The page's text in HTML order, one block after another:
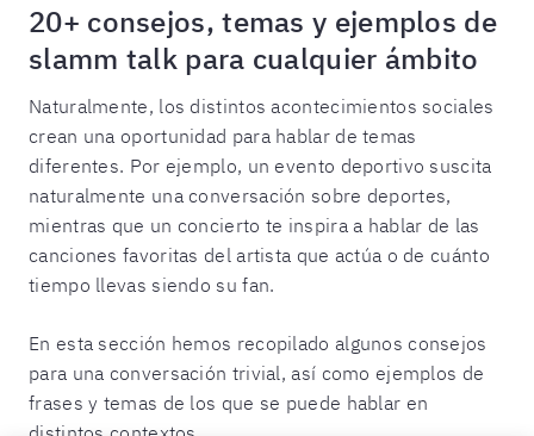
20+ consejos, temas y ejemplos de
slamm talk para cualquier ámbito
Naturalmente, los distintos acontecimientos sociales
crean una oportunidad para hablar de temas
diferentes. Por ejemplo, un evento deportivo suscita
naturalmente una conversación sobre deportes,
mientras que un concierto te inspira a hablar de las
canciones favoritas del artista que actúa o de cuánto
tiempo llevas siendo su fan.
En esta sección hemos recopilado algunos consejos
para una conversación trivial, así como ejemplos de
frases y temas de los que se puede hablar en